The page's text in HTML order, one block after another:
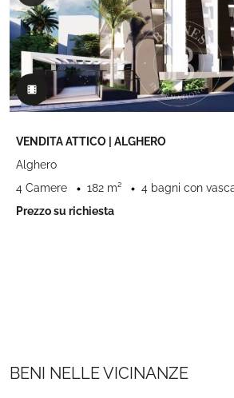
VENDITA ATTICO | ALGHERO
Alghero
4 Camere
182 m²
4 bagni con
Prezzo su richiesta
BENI NELLE VICINANZE